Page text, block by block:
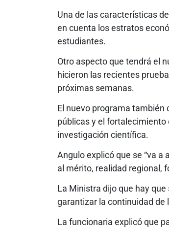
Una de las características
en cuenta los estratos
estudiantes.
Otro aspecto que tendrá el
hicieron las recientes
próximas semanas.
El nuevo programa
públicas y el fortalecimiento
investigación científica.
Angulo explicó que se “va a
al mérito, realidad regional,
La Ministra dijo que hay
garantizar la continuidad de
La funcionaria explicó que